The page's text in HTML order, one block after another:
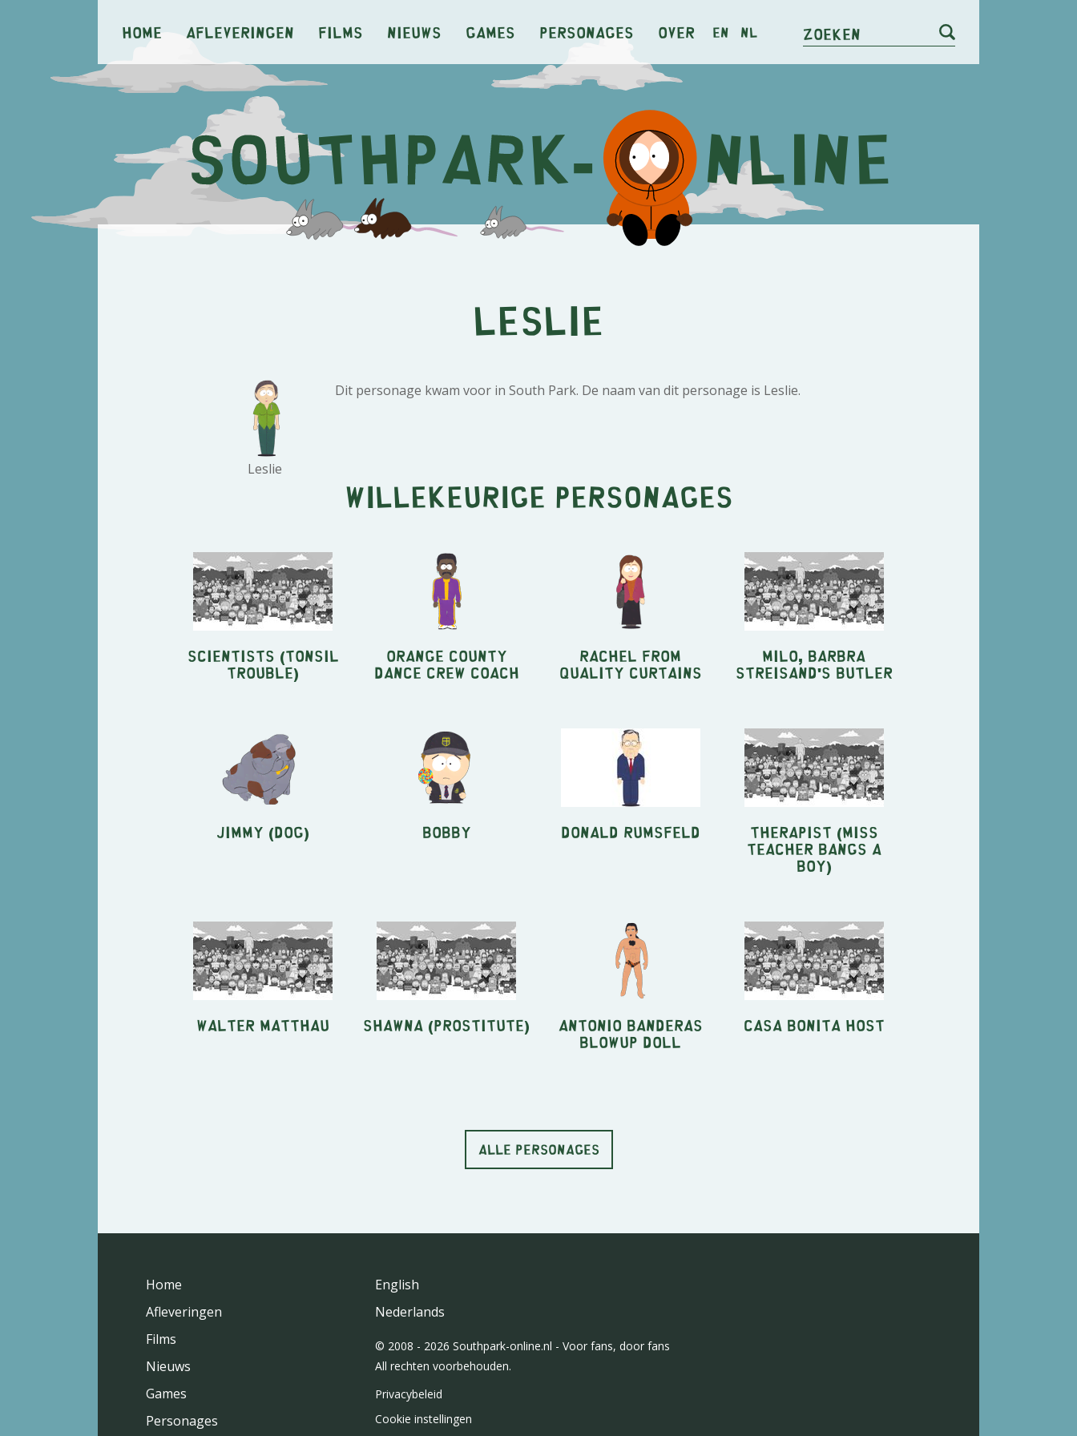
Home Afleveringen Films Nieuws Games Personages Over en nl Zoeken
Leslie
Leslie
Dit personage kwam voor in South Park. De naam van dit personage is Leslie.
Willekeurige personages
Scientists (Tonsil
Trouble)
Orange County
Dance Crew Coach
Rachel from
Quality Curtains
Milo, Barbra
Streisand's Butler
Jimmy (Dog) Bobby Donald Rumsfeld Therapist (Miss
Teacher Bangs a
Boy)
Walter Matthau Shawna (prostitute) Antonio Banderas
Blowup Doll
Casa Bonita Host
ALLE PERSONAGES
Home
Afleveringen
Films
Nieuws
Games
Personages
English
Nederlands
© 2008 - 2026 Southpark-online.nl - Voor fans, door fans
All rechten voorbehouden.
Privacybeleid
Cookie instellingen